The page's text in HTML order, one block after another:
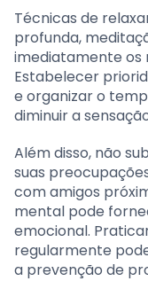
Técnicas de
profunda,
imediatamente os
Estabelecer
e organizar o
diminuir a
Além disso, não
suas
com amigos
mental pode
emocional.
regularmente
a prevenção de